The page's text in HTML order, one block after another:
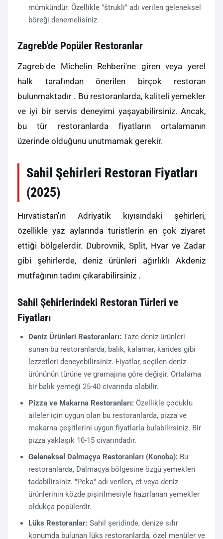
mümkündür. Özellikle "štrukli" adı verilen geleneksel
böreği denemelisiniz.
Zagreb'de Popüler Restoranlar
Zagreb'de Michelin Rehberi'ne giren veya yerel
halk tarafından önerilen birçok restoran
bulunmaktadır . Bu restoranlarda, kaliteli yemekler
ve iyi bir servis deneyimi yaşayabilirsiniz. Ancak,
bu tür restoranlarda fiyatların ortalamanın
üzerinde olduğunu unutmamak gerekir.
Sahil Şehirleri Restoran Fiyatları
(2025)
Hırvatistan'ın Adriyatik kıyısındaki şehirleri,
özellikle yaz aylarında turistlerin en çok ziyaret
ettiği bölgelerdir. Dubrovnik, Split, Hvar ve Zadar
gibi şehirlerde, deniz ürünleri ağırlıklı Akdeniz
mutfağının tadını çıkarabilirsiniz .
Sahil Şehirlerindeki Restoran Türleri ve
Fiyatları
Deniz Ürünleri Restoranları: Taze deniz ürünleri
sunan bu restoranlarda, balık, kalamar, karides gibi
lezzetleri deneyebilirsiniz. Fiyatlar, seçilen deniz
ürününün türüne ve gramajına göre değişir. Ortalama
bir balık yemeği 25-40 civarında olabilir.
Pizza ve Makarna Restoranları: Özellikle çocuklu
aileler için uygun olan bu restoranlarda, pizza ve
makarna çeşitlerini uygun fiyatlarla bulabilirsiniz. Bir
pizza yaklaşık 10-15 civarındadır.
Geleneksel Dalmaçya Restoranları (Konoba): Bu
restoranlarda, Dalmaçya bölgesine özgü yemekleri
tadabilirsiniz. "Peka" adı verilen, et veya deniz
ürünlerinin közde pişirilmesiyle hazırlanan yemekler
oldukça popülerdir.
Lüks Restoranlar: Sahil şeridinde, denize sıfır
konumda bulunan lüks restoranlarda, özel menüler ve